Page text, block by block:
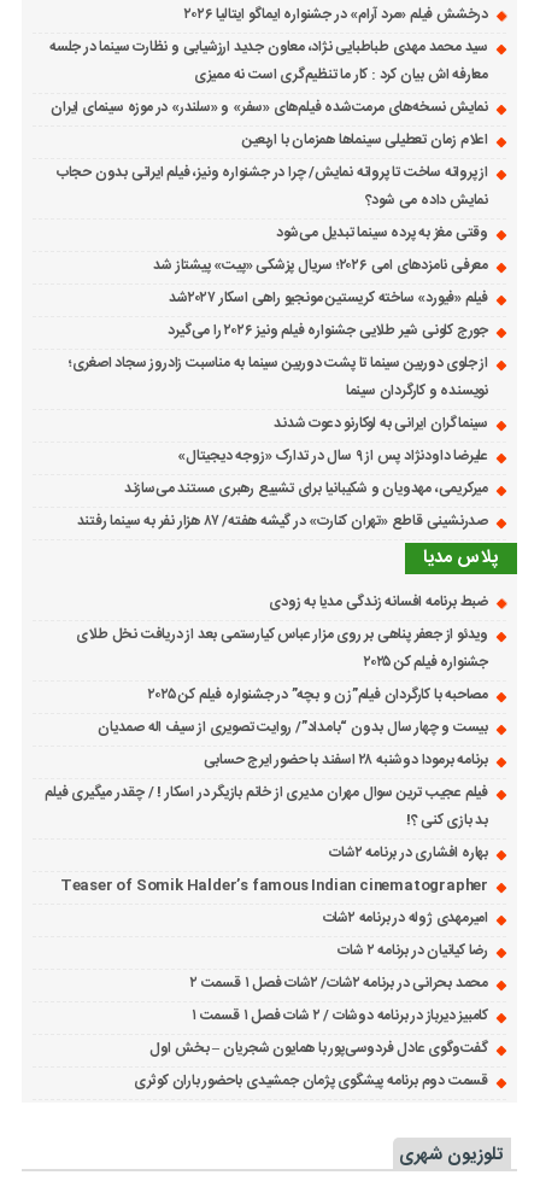
درخشش فیلم «مرد آرام» در جشنواره ایماگو ایتالیا ۲۰۲۶
سید محمد مهدی طباطبایی نژاد، معاون جدید ارزشیابی و نظارت سینما در جلسه
معارفه اش بیان کرد : کار ما تنظیم‌گری است نه ممیزی
نمایش نسخه‌های مرمت‌شده فیلم‌های «سفر» و «سلندر» در موزه سینمای ایران
اعلام زمان تعطیلی سینماها همزمان با اربعین
از پروانه ساخت تا پروانه نمایش/ چرا در جشنواره ونیز، فیلم ایرانی بدون حجاب
نمایش داده می شود؟
وقتی مغز به پرده سینما تبدیل می‌شود
معرفی نامزدهای امی ۲۰۲۶؛ سریال پزشکی «پیت» پیشتاز شد
فیلم «فیورد» ساخته کریستین مونجیو راهی اسکار ۲۰۲۷شد
جورج کلونی شیر طلایی جشنواره فیلم ونیز ۲۰۲۶ را می‌گیرد
از جلوی دوربین سینما تا پشت دوربین سینما به مناسبت زادروز سجاد اصغری؛
نویسنده و کارگردان سینما
سینماگران ایرانی به لوکارنو دعوت شدند
علیرضا داودنژاد پس از ۹ سال در تدارک «زوجه دیجیتال»
میرکریمی، مهدویان و شکیبانیا برای تشییع رهبری مستند می‌سازند
صدرنشینی قاطع «تهران کنارت» در گیشه هفته/ ۸۷ هزار نفر به سینما رفتند
پلاس مدیا
ضبط برنامه افسانه زندگی مدیا به زودی
ویدئو از جعفر پناهی بر روی مزار عباس کیارستمی بعد از دریافت نخل طلای
جشنواره فیلم کن ۲۰۲۵
مصاحبه با کارگردان فیلم”زن و بچه” در جشنواره فیلم کن ۲۰۲۵
بیست و چهار سال بدون “بامداد”/ روایت تصویری از سیف اله صمدیان
برنامه برمودا دوشنبه ۲۸ اسفند با حضور ایرج حسابی
فیلم عجیب ترین سوال مهران مدیری از خانم بازیگر در اسکار ! / چقدر میگیری فیلم
بد بازی کنی ؟!
بهاره افشاری در برنامه ۲شات
Teaser of Somik Halder’s famous Indian cinematographer
امیرمهدی ژوله در برنامه ۲شات
رضا کیانیان در برنامه ۲ شات
محمد بحرانی در برنامه ۲شات/ ۲شات فصل ۱ قسمت ۲
کامبیز دیرباز در برنامه دوشات / ۲ شات فصل ۱ قسمت ۱
گفت‌وگوی عادل فردوسی‌پور با همایون شجریان – بخش اول
قسمت دوم برنامه پیشگوی پژمان جمشیدی باحضور باران کوثری
تلوزیون شهری